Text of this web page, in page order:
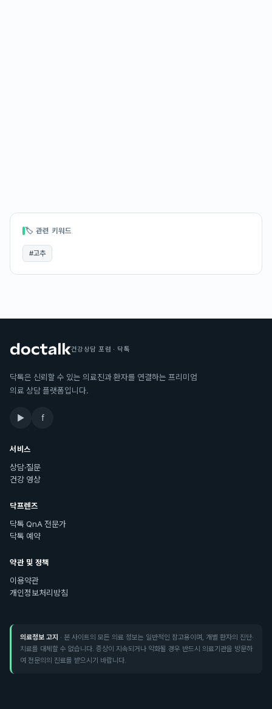
🏷 관련 키워드
#고추
건강상담 포럼 · 닥톡
닥톡은 신뢰할 수 있는 의료진과 환자를 연결하는 프리미엄
의료 상담 플랫폼입니다.
▶ f
서비스
상담·질문
건강 영상
닥프렌즈
닥톡 QnA 전문가
닥톡 예약
약관 및 정책
이용약관
개인정보처리방침
의료정보 고지 · 본 사이트의 모든 의료 정보는 일반적인 참고용이며, 개별 환자의 진단·
치료를 대체할 수 없습니다. 증상이 지속되거나 악화될 경우 반드시 의료기관을 방문하
여 전문의의 진료를 받으시기 바랍니다.